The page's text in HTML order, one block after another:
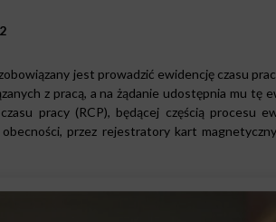
jest prowadzić ewidencję czasu
z pracą, a na żądanie udostępnia mu tę
pracy (RCP), będącej częścią procesu
przez rejestratory kart